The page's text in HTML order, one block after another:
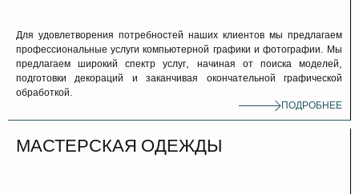
Для удовлетворения потребностей наших клиентов мы предлагаем
профессиональные услуги компьютерной графики и фотографии. Мы
предлагаем широкий спектр услуг, начиная от поиска моделей,
подготовки декораций и заканчивая окончательной графической
обработкой.
ПОДРОБНЕЕ
МАСТЕРСКАЯ ОДЕЖДЫ